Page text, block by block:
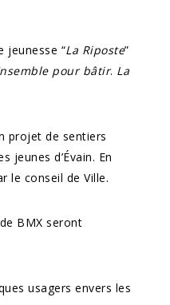
jeunesse “La Riposte”
pour bâtir. La
projet de sentiers
d’Évain. En
le conseil de Ville.
BMX seront
usagers envers les